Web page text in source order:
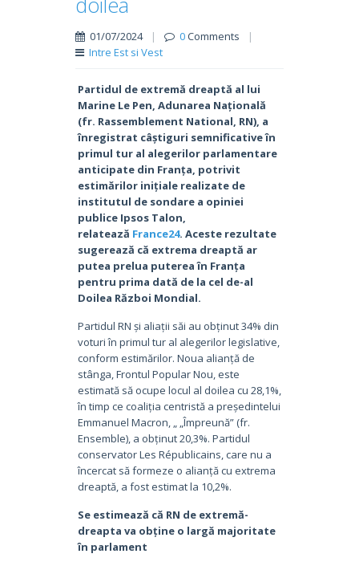
01/07/2024 | 0Comments
|
Intre Est si Vest
Partidul de extremă dreaptă al lui
Marine Le Pen, Adunarea Națională
(fr. Rassemblement National, RN), a
înregistrat câștiguri semnificative în
primul tur al alegerilor parlamentare
anticipate din Franța, potrivit
estimărilor inițiale realizate de
institutul de sondare a opiniei
publice Ipsos Talon,
relatează France24. Aceste rezultate
sugerează că extrema dreaptă ar
putea prelua puterea în Franța
pentru prima dată de la cel de-al
Doilea Război Mondial.
Partidul RN și aliații săi au obținut 34% din
voturi în primul tur al alegerilor legislative,
conform estimărilor. Noua alianță de
stânga, Frontul Popular Nou, este
estimată să ocupe locul al doilea cu 28,1%,
în timp ce coaliția centristă a președintelui
Emmanuel Macron, „ „Împreună” (fr.
Ensemble), a obținut 20,3%. Partidul
conservator Les Républicains, care nu a
încercat să formeze o alianță cu extrema
dreaptă, a fost estimat la 10,2%.
Se estimează că RN de extremă-
dreapta va obține o largă majoritate
în parlament